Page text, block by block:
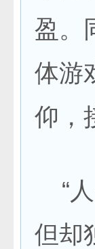
盈。
体游
仰，
“人
但却